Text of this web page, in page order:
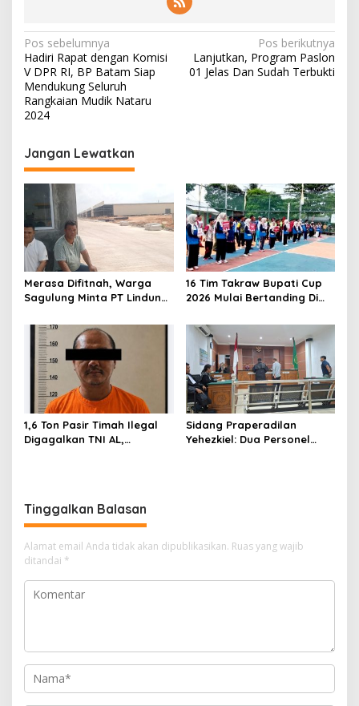
N
a
v
i
a
s
p
o
s
Pos sebelumnya
Hadiri Rapat dengan Komisi
V DPR RI, BP Batam Siap
Mendukung Seluruh
Rangkaian Mudik Nataru
2024
Pos berikutnya
Lanjutkan, Program Paslon
01 Jelas Dan Sudah Terbukti
Jangan Lewatkan
Merasa Difitnah, Warga
Sagulung Minta PT Lindung
Perlakuan Merendahkan
Masyarakat
16 Tim Takraw Bupati Cup
2026 Mulai Bertanding Di
1,6 Ton Pasir Timah Ilegal
Digagalkan TNI AL,
Sidang Praperadilan
Yehezkiel: Dua Personel
Tinggalkan Balasan
Alamat email Anda tidak akan dipublikasikan. Ruas yang wajib
ditandai *